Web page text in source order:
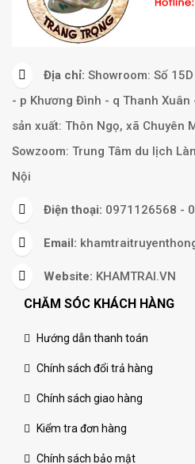
Địa chỉ: Showroom: Số
- p Khương Đình - q Thanh
sản xuất: Thôn Ngọ, xã Chuyên
Sowzoom: Trung Tâm du lịch
Nội
Điện thoại: 0971126568 -
Email:
Website: KHAMTRAI.VN
CHĂM SÓC KHÁCH HÀNG
Hướng dẫn thanh toán
Chính sách đổi trả hàng
Chính sách giao hàng
Kiểm tra đơn hàng
Chính sách bảo mật